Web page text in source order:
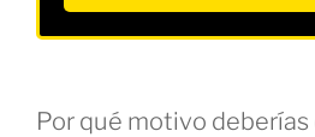
Por qué motivo deberías